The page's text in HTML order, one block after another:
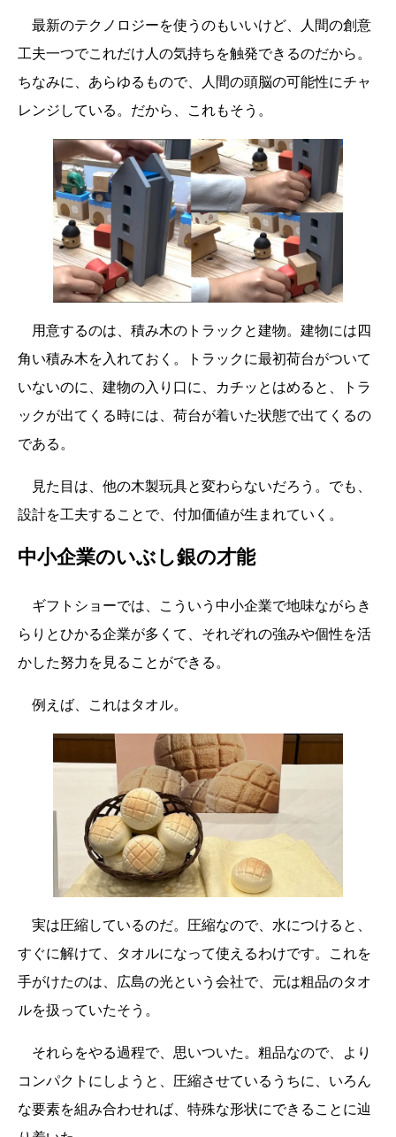
最新のテクノロジーを使うのもいいけど、人間の創意
工夫一つでこれだけ人の気持ちを触発できるのだから。
ちなみに、あらゆるもので、人間の頭脳の可能性にチャ
レンジしている。だから、これもそう。
用意するのは、積み木のトラックと建物。建物には四
角い積み木を入れておく。トラックに最初荷台がついて
いないのに、建物の入り口に、カチッとはめると、トラ
ックが出てくる時には、荷台が着いた状態で出てくるの
である。
見た目は、他の木製玩具と変わらないだろう。でも、
設計を工夫することで、付加価値が生まれていく。
中小企業のいぶし銀の才能
ギフトショーでは、こういう中小企業で地味ながらき
らりとひかる企業が多くて、それぞれの強みや個性を活
かした努力を見ることができる。
例えば、これはタオル。
実は圧縮しているのだ。圧縮なので、水につけると、
すぐに解けて、タオルになって使えるわけです。これを
手がけたのは、広島の光という会社で、元は粗品のタオ
ルを扱っていたそう。
それらをやる過程で、思いついた。粗品なので、より
コンパクトにしようと、圧縮させているうちに、いろん
な要素を組み合わせれば、特殊な形状にできることに辿